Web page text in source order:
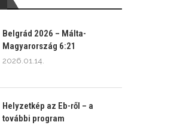
Belgrád 2026 – Málta-
Magyarország 6:21
2026.01.14.
Helyzetkép az Eb-ről – a
további program